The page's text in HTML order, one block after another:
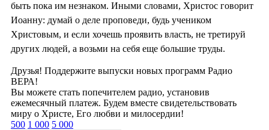
быть пока им незнаком. Иными словами, Христос говорит
Иоанну: думай о деле проповеди, будь учеником
Христовым, и если хочешь проявить власть, не третируй
других людей, а возьми на себя еще большие труды.
Друзья! Поддержите выпуски новых программ Радио
ВЕРА!
Вы можете стать попечителем радио, установив
ежемесячный платеж. Будем вместе свидетельствовать
миру о Христе, Его любви и милосердии!
500 1 000 5 000